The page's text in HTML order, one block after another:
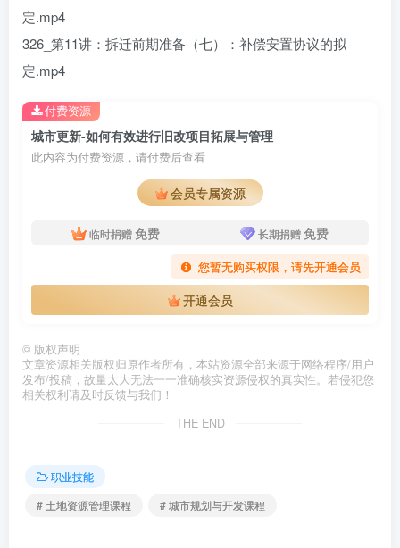
定.mp4
326_第11讲：拆迁前期准备（七）：补偿安置协议的拟
定.mp4
城市更新-如何有效进行旧改项目拓展与管理
此内容为付费资源，请付费后查看
会员专属资源
临时捐赠免费 长期捐赠免费
您暂无购买权限，请先开通会员
开通会员
付费资源
© 版权声明
文章资源相关版权归原作者所有，本站资源全部来源于网络程序/用户
发布/投稿，故量太大无法一一准确核实资源侵权的真实性。若侵犯您
相关权利请及时反馈与我们！
THE END
职业技能
# 土地资源管理课程
# 城市规划与开发课程